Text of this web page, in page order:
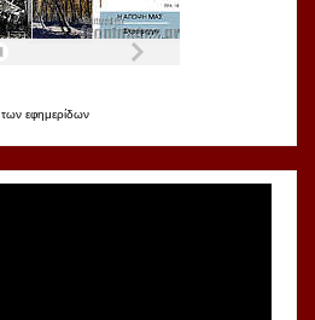
των εφημερίδων